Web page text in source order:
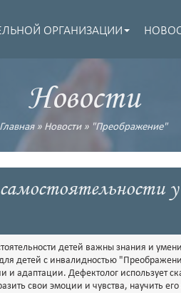
ОРГАНИЗАЦИИ
Новости
Главная» Новости» "Преображение"
детей важны знания и
детей с инвалидностью
и адаптации. Дефектолог использует
свои эмоции и чувства, научить